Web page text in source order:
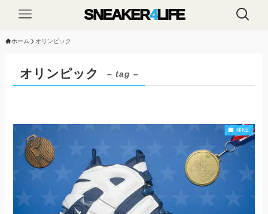
SNEAKER4LIFE
ホーム オリンピック
オリンピック – tag –
NIKE